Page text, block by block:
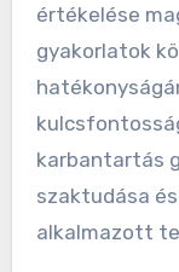
értékelése
gyakorlatok
karbantartás
szaktudása
alkalmazott